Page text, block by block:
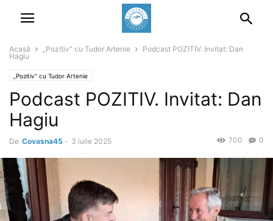
Acasă „Pozitiv” cu Tudor Artenie
Podcast POZITIV. Invitat: Dan
Hagiu
„Pozitiv” cu Tudor Artenie
Podcast POZITIV. Invitat: Dan
Hagiu
De Covasna45 - 3 iulie 2025 0
700